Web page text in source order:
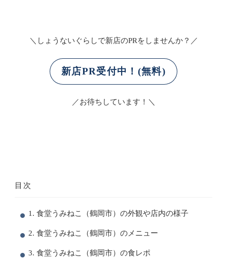
＼しょうないぐらしで新店のPRをしませんか？／
新店PR受付中！(無料)
／お待ちしています！＼
目次
1. 食堂うみねこ（鶴岡市）の外観や店内の様子
2. 食堂うみねこ（鶴岡市）のメニュー
3. 食堂うみねこ（鶴岡市）の食レポ